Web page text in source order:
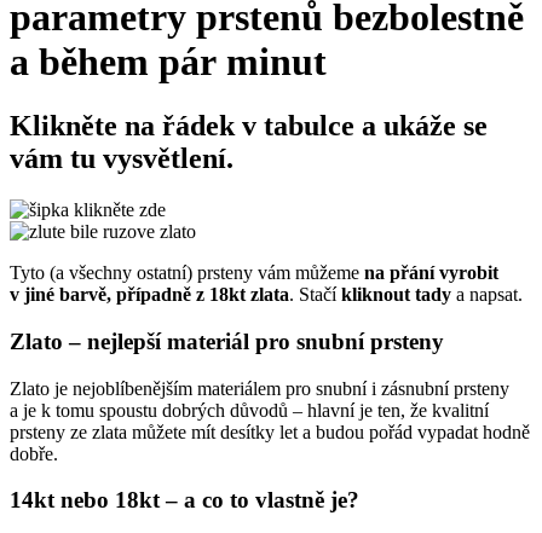
parametry prstenů bezbolestně
a během pár minut
Klikněte na řádek v tabulce a ukáže se
vám tu vysvětlení.
Tyto (a všechny ostatní) prsteny vám můžeme na přání vyrobit
v jiné barvě, případně z 18kt zlata. Stačíkliknout tady a napsat.
Zlato – nejlepší materiál pro snubní prsteny
Zlato je nejoblíbenějším materiálem pro snubní i zásnubní prsteny
a je k tomu spoustu dobrých důvodů – hlavní je ten, že kvalitní
prsteny ze zlata můžete mít desítky let a budou pořád vypadat hodně
dobře.
14kt nebo 18kt – a co to vlastně je?